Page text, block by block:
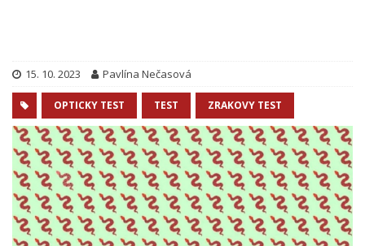
15. 10. 2023 Pavlína Nečasová
OPTICKY TEST TEST ZRAKOVY TEST